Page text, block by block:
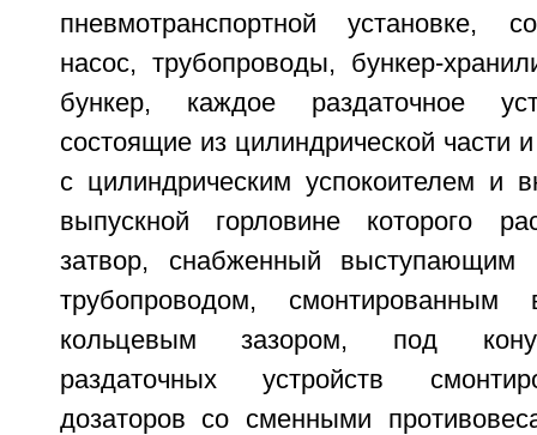
пневмотранспортной установке,
насос, трубопроводы, бункер-
бункер, каждое раздаточное
состоящие из цилиндрической части
с цилиндрическим успокоителем и
выпускной горловине которого
затвор, снабженный
трубопроводом,
кольцевым зазором, под
раздаточных устройств
дозаторов со сменными